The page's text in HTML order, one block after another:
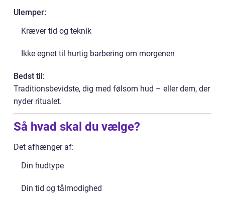
Ulemper:
Kræver tid og teknik
Ikke egnet til hurtig barbering om morgenen
Bedst til:
Traditionsbevidste, dig med følsom hud – eller dem, der
nyder ritualet.
Så hvad skal du vælge?
Det afhænger af:
Din hudtype
Din tid og tålmodighed